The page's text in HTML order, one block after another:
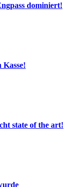
dominiert!
state of the art!